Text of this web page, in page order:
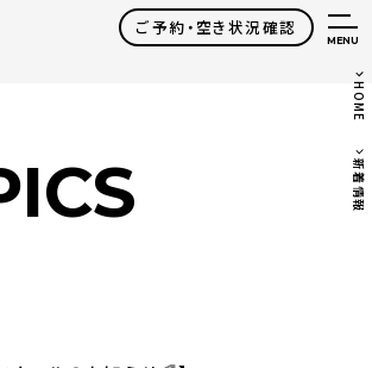
ご予約・空き状況確認
MENU
HOME
新着情報